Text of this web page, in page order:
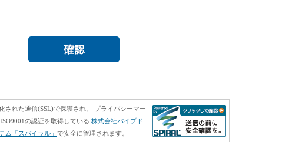
された通信(SSL)で保護され、 プライバシーマー
の認証を取得している 株式会社パイプド
ム「スパイラル」 で安全に管理されます。